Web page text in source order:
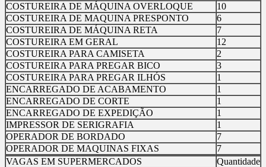
COSTUREIRA DE MÁQUINA OVERLOQUE
10
COSTUREIRA DE MAQUINA PRESPONTO
6
COSTUREIRA DE MÁQUINA RETA
7
COSTUREIRA EM GERAL
12
COSTUREIRA PARA CAMISETA
2
COSTUREIRA PARA PREGAR BICO
3
COSTUREIRA PARA PREGAR ILHÓS
1
ENCARREGADO DE ACABAMENTO
1
ENCARREGADO DE CORTE
1
ENCARREGADO DE EXPEDIÇÃO
1
IMPRESSOR DE SERIGRAFIA
1
OPERADOR DE BORDADO
7
OPERADOR DE MAQUINAS FIXAS
7
VAGAS EM SUPERMERCADOS
Quantidade